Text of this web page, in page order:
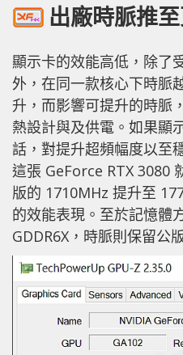
出廠時脈推
顯示卡的效能高低，除了
外，在同一款核心下時脈
升，而影響可提升的時脈
熱設計與及供電。如果顯
話，對提升超頻幅度以至
這張 GeForce RTX 3080
版的 1710MHz 提升至
的效能表現。至於記憶體
GDDR6X，時脈則保留公